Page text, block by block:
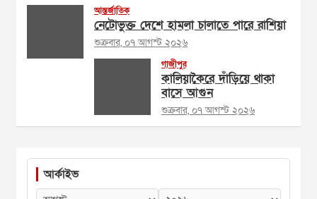
আন্তর্জাতিক
নেটোভুক্ত দেশে হামলা চালাতে পারে রাশিয়া
শুক্রবার, ০৭ আগস্ট ২০২৬
গাজীপুর
কালিয়াকৈরে দাঁড়িয়ে থাকা
বাসে আগুন
শুক্রবার, ০৭ আগস্ট ২০২৬
আর্কাইভ